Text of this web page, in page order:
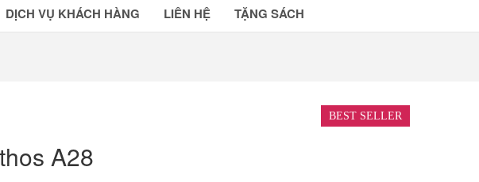
DỊCH VỤ KHÁCH HÀNG LIÊN HỆ TẶNG SÁCH
BEST SELLER
A28